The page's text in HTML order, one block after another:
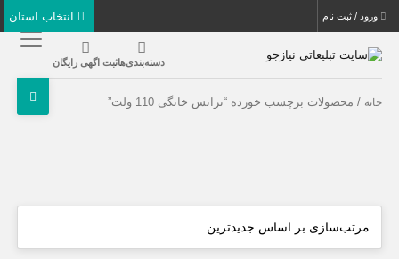
ورود / ثبت نام
دسته‌بندی‌هاثبت اگهی رایگان
خانه / محصولات برچسب خورده “ترانس خانگی 110 ولت”